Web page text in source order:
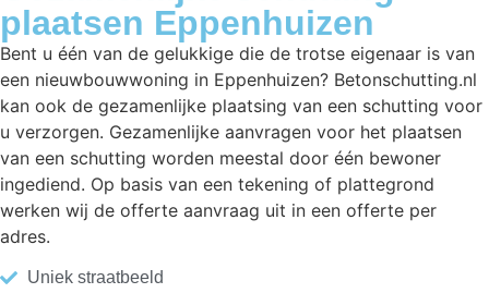
plaatsen Eppenhuizen
Bent u één van de gelukkige die de trotse eigenaar is van
een nieuwbouwwoning in Eppenhuizen? Betonschutting.nl
kan ook de gezamenlijke plaatsing van een schutting voor
u verzorgen. Gezamenlijke aanvragen voor het plaatsen
van een schutting worden meestal door één bewoner
ingediend. Op basis van een tekening of plattegrond
werken wij de offerte aanvraag uit in een offerte per
adres.
Uniek straatbeeld